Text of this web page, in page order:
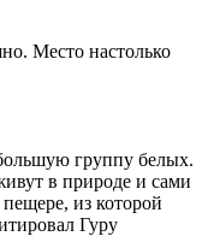
Место настолько
группу белых.
в природе и сами
из которой
Гуру